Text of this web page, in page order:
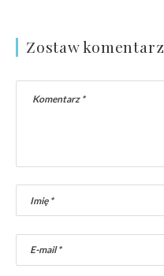
Zostaw komentarz